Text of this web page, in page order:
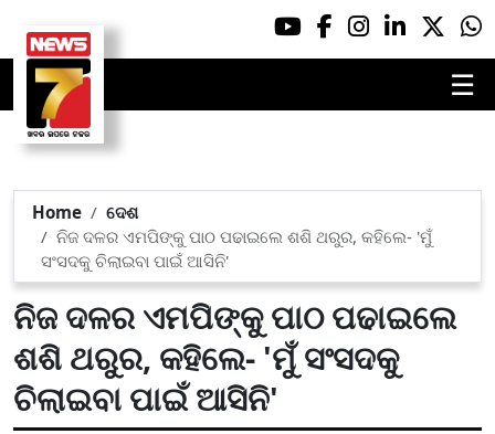
☰
Home
ଦେଶ
ନିଜ ଦଳର ଏମପିଙ୍କୁ ପାଠ ପଢାଇଲେ ଶଶି ଥରୁର, କହିଲେ- 'ମୁଁ
ସଂସଦକୁ ଚିଲାଇବା ପାଇଁ ଆସିନି'
ନିଜ ଦଳର ଏମପିଙ୍କୁ ପାଠ ପଢାଇଲେ
ଶଶି ଥରୁର, କହିଲେ- 'ମୁଁ ସଂସଦକୁ
ଚିଲାଇବା ପାଇଁ ଆସିନି'